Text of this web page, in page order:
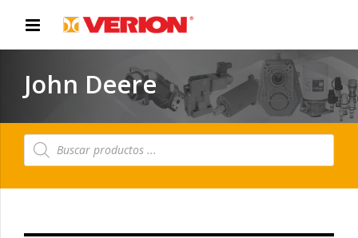
John Deere
Búsqueda
de